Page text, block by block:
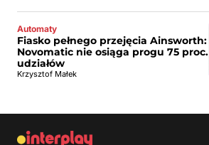
Automaty
Fiasko pełnego przejęcia Ainsworth:
Novomatic nie osiąga progu 75 proc.
udziałów
Krzysztof Małek